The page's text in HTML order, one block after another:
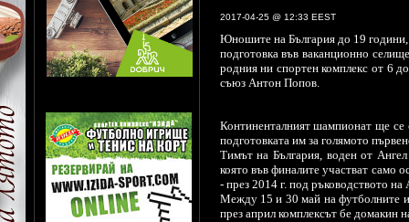
2017-04-25 @ 12:33 EEST
Юношите на България до 19 години,
подготовка във ваканционно
родния ни спортен комплекс от 6
съюз Антон Попов.
Континенталният шампионат ще се
подготовката им за голямото
Тимът на България, воден от
която във финалите участват само
- през 2014 г. под ръководството
Между 15 и 30 май на футболните
през април комплексът бе домакин